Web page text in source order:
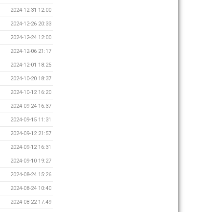
2024-12-31 12:00
2024-12-26 20:33
2024-12-24 12:00
2024-12-06 21:17
2024-12-01 18:25
2024-10-20 18:37
2024-10-12 16:20
2024-09-24 16:37
2024-09-15 11:31
2024-09-12 21:57
2024-09-12 16:31
2024-09-10 19:27
2024-08-24 15:26
2024-08-24 10:40
2024-08-22 17:49